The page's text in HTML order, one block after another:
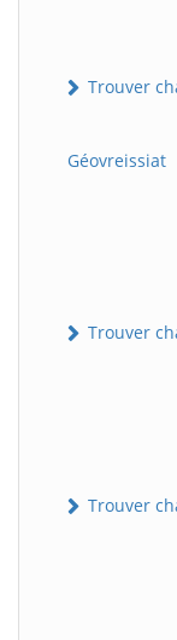
Trouver
Géovreissiat
Trouver
Trouver